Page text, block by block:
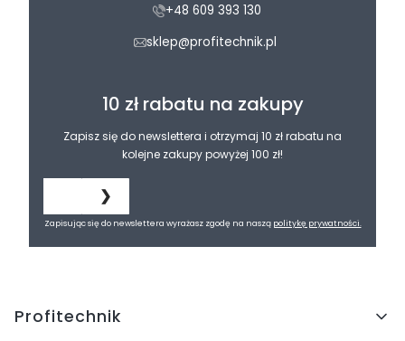
+48 609 393 130
sklep@profitechnik.pl
10 zł rabatu na zakupy
Zapisz się do newslettera i otrzymaj 10 zł rabatu na
kolejne zakupy powyżej 100 zł!
❯
Zapisując się do newslettera wyrażasz zgodę na naszą politykę prywatności.
Linki w stopce
Profitechnik